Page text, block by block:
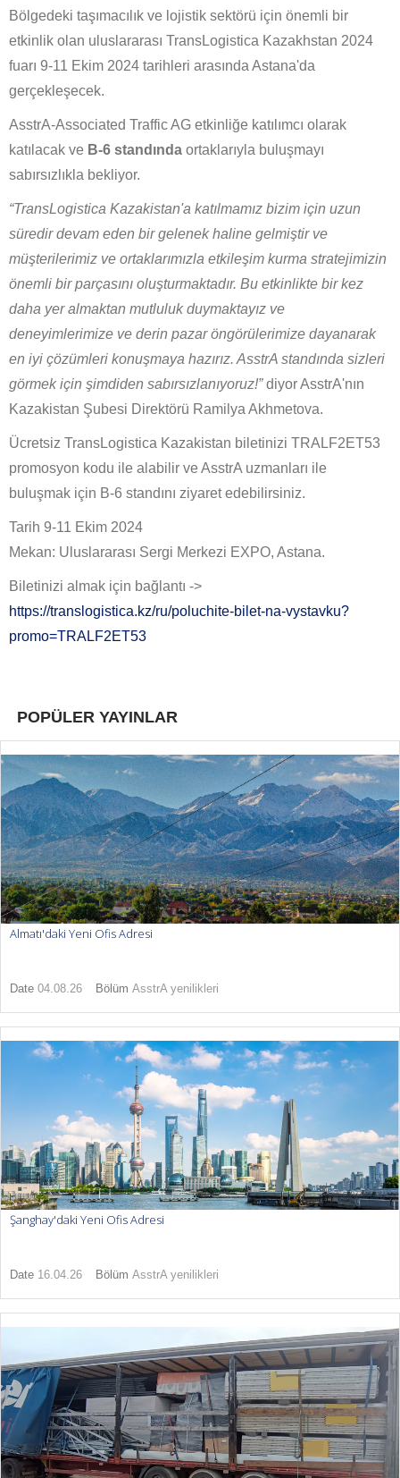
Bölgedeki taşımacılık ve lojistik sektörü için önemli bir
etkinlik olan uluslararası TransLogistica Kazakhstan 2024
fuarı 9-11 Ekim 2024 tarihleri arasında Astana'da
gerçekleşecek.
AsstrA-Associated Traffic AG etkinliğe katılımcı olarak
katılacak ve B-6 standında ortaklarıyla buluşmayı
sabırsızlıkla bekliyor.
“TransLogistica Kazakistan'a katılmamız bizim için uzun
süredir devam eden bir gelenek haline gelmiştir ve
müşterilerimiz ve ortaklarımızla etkileşim kurma stratejimizin
önemli bir parçasını oluşturmaktadır. Bu etkinlikte bir kez
daha yer almaktan mutluluk duymaktayız ve
deneyimlerimize ve derin pazar öngörülerimize dayanarak
en iyi çözümleri konuşmaya hazırız. AsstrA standında sizleri
görmek için şimdiden sabırsızlanıyoruz!”diyor AsstrA'nın
Kazakistan Şubesi Direktörü Ramilya Akhmetova.
Ücretsiz TransLogistica Kazakistan biletinizi TRALF2ET53
promosyon kodu ile alabilir ve AsstrA uzmanları ile
buluşmak için B-6 standını ziyaret edebilirsiniz.
Tarih 9-11 Ekim 2024
Mekan: Uluslararası Sergi Merkezi EXPO, Astana.
Biletinizi almak için bağlantı ->
https://translogistica.kz/ru/poluchite-bilet-na-vystavku?
promo=TRALF2ET53
POPÜLER YAYINLAR
Almatı'daki Yeni Ofis Adresi
Date 04.08.26 Bölüm AsstrA yenilikleri
Şanghay'daki Yeni Ofis Adresi
Date 16.04.26 Bölüm AsstrA yenilikleri